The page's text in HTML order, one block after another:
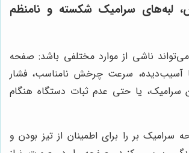
لبه‌های سرامیک شکسته و نامنظم
ناشی از موارد مختلفی باشد: صفحه
آسیب‌دیده، سرعت چرخش نامناسب، فشار
سرامیک، یا حتی عدم ثبات دستگاه هنگام
سرامیک بر را برای اطمینان از تیز بودن و